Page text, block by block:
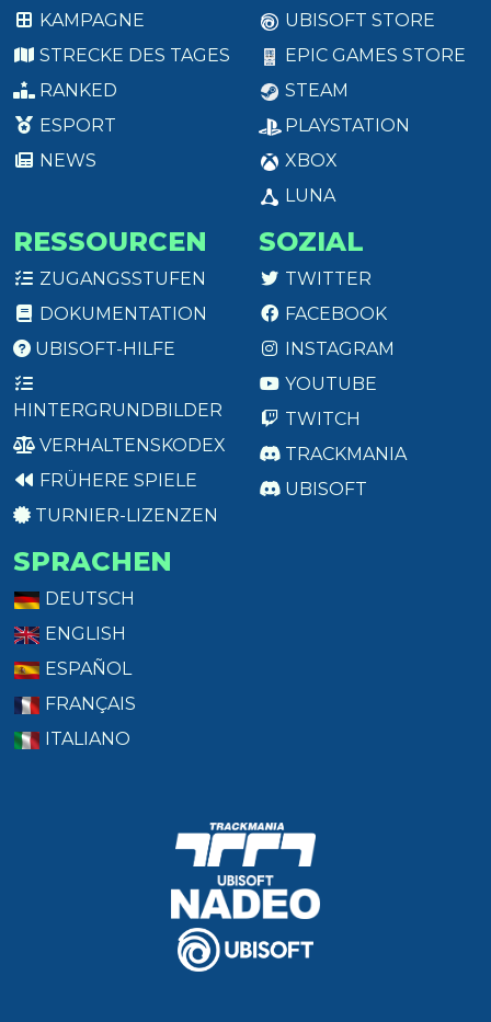
KAMPAGNE
STRECKE DES TAGES
RANKED
ESPORT
NEWS
UBISOFT STORE
EPIC GAMES STORE
STEAM
PLAYSTATION
XBOX
LUNA
RESSOURCEN
ZUGANGSSTUFEN
DOKUMENTATION
UBISOFT-HILFE
HINTERGRUNDBILDER
VERHALTENSKODEX
FRÜHERE SPIELE
TURNIER-LIZENZEN
SOZIAL
TWITTER
FACEBOOK
INSTAGRAM
YOUTUBE
TWITCH
TRACKMANIA
UBISOFT
SPRACHEN
DEUTSCH
ENGLISH
ESPAÑOL
FRANÇAIS
ITALIANO